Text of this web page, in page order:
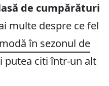
de cumpărături
multe despre ce fel
în sezonul de
putea citi într-un alt